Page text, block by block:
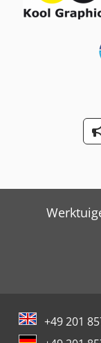
+49 201